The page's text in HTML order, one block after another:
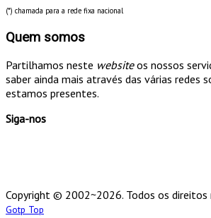
(*) chamada para a rede fixa nacional
Quem somos
Partilhamos neste websiteos nossos
saber ainda mais através das várias redes
estamos presentes.
Siga-nos
Copyright © 2002~2026. Todos os direitos
Gotp Top